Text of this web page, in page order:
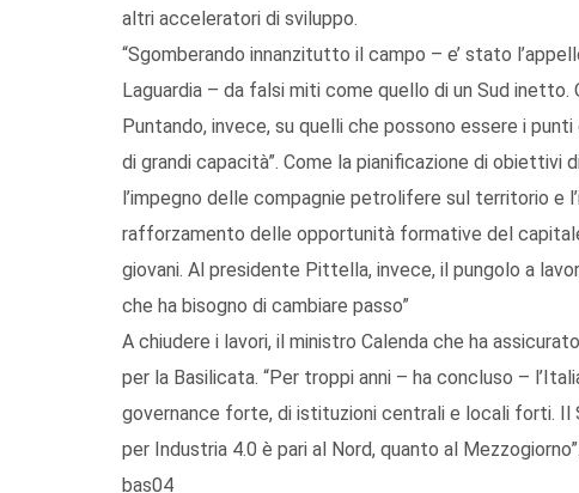
altri acceleratori di sviluppo.
“Sgomberando innanzitutto il campo – e’ stato
Laguardia – da falsi miti come quello di un Sud inetto.
Puntando, invece, su quelli che possono essere i
di grandi capacità”. Come la pianificazione di
l’impegno delle compagnie petrolifere sul territorio e
rafforzamento delle opportunità formative del
giovani. Al presidente Pittella, invece, il pungolo a
che ha bisogno di cambiare passo”
A chiudere i lavori, il ministro Calenda che ha
per la Basilicata. “Per troppi anni – ha concluso –
governance forte, di istituzioni centrali e locali forti. Il
per Industria 4.0 è pari al Nord, quanto al Mezzogiorno”.
bas04